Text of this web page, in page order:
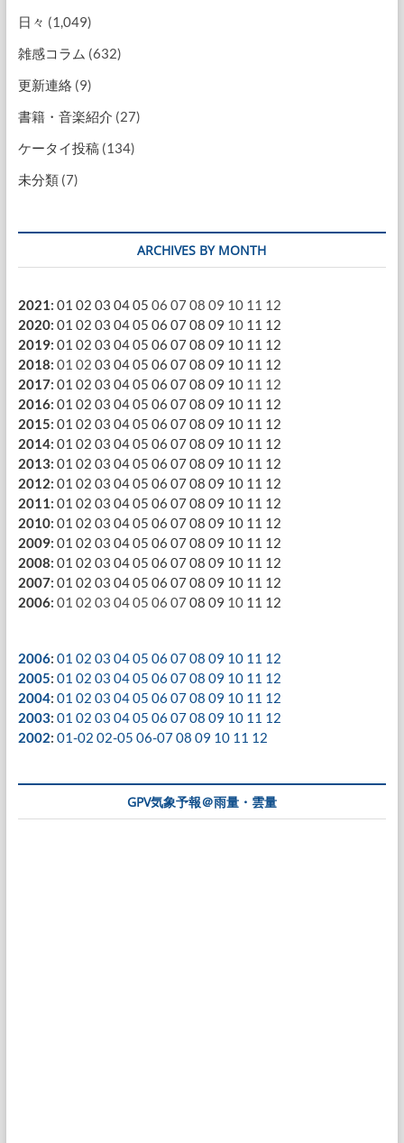
日々 (1,049)
雑感コラム (632)
更新連絡(9)
書籍・音楽紹介 (27)
ケータイ投稿(134)
未分類(7)
ARCHIVES BY MONTH
2021: 01 02 03 0405 06 07 08 09 10 11 12
2020: 01 02 03 0405 06 07 08 09 10 11 12
2019: 01 02 03 0405 06 07 08 09 10 11 12
2018: 01 02 03 0405 06 07 08 09 10 11 12
2017: 01 02 03 0405 06 07 08 09 10 11 12
2016: 01 02 03 0405 06 07 08 09 10 11 12
2015: 01 02 03 0405 06 07 08 09 10 11 12
2014: 01 02 03 0405 06 07 08 09 10 11 12
2013: 01 02 03 0405 06 07 08 09 10 11 12
2012: 01 02 03 0405 06 07 08 09 10 11 12
2011: 01 02 03 0405 06 07 08 09 10 11 12
2010: 01 02 03 0405 06 07 08 09 10 11 12
2009: 01 02 03 0405 06 07 08 09 10 11 12
2008: 01 02 03 0405 06 07 08 09 10 11 12
2007: 01 02 03 0405 06 07 08 09 10 11 12
2006: 01 02 03 0405 06 07 08 09 10 11 12
2006: 01 02 03 0405 06 0708 09 10 11 12
2005: 01 02 03 0405 06 0708 09 10 11 12
2004: 01 02 03 0405 06 0708 09 10 11 12
2003: 01 02 03 0405 06 0708 09 10 11 12
2002: 01-02 02-05 06-0708 09 10 11 12
GPV気象予報＠雨量・雲量